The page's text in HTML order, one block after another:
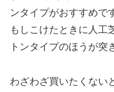
ンタイプがおすすめで
もしこけたときに人工
トンタイプのほうが突
わざわざ買いたくない